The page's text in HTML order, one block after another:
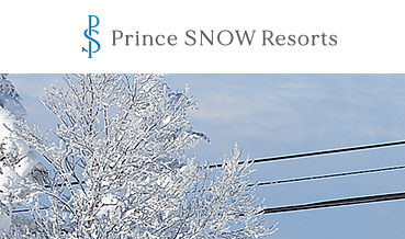
프린스 스노 리조트
Ski Resort Usage Terms
Standards on Snow Sports Safety
개관
산
사진 갤러리
산악 지도
티켓